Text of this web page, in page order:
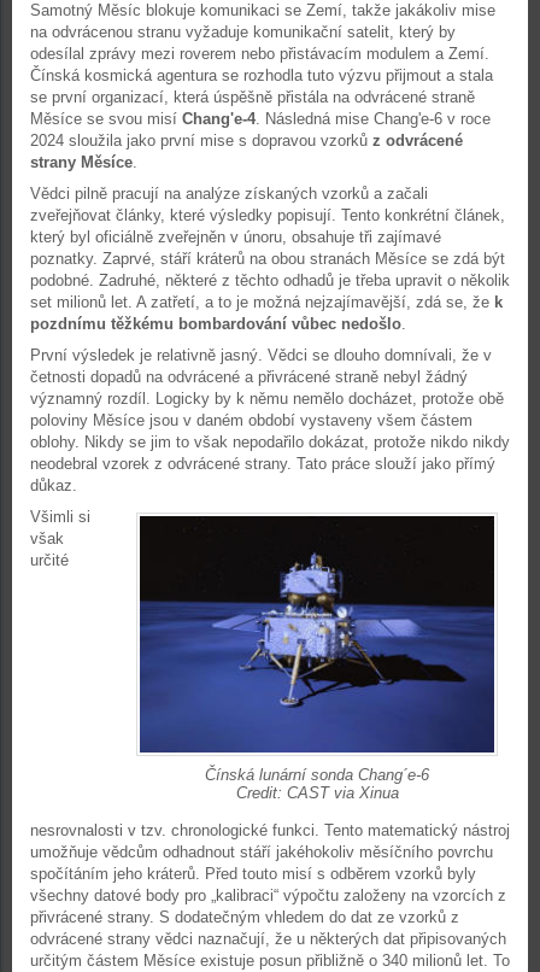
Samotný Měsíc blokuje komunikaci se Zemí, takže jakákoliv mise
na odvrácenou stranu vyžaduje komunikační satelit, který by
odesílal zprávy mezi roverem nebo přistávacím modulem a Zemí.
Čínská kosmická agentura se rozhodla tuto výzvu přijmout a stala
se první organizací, která úspěšně přistála na odvrácené straně
Měsíce se svou misí Chang'e-4. Následná mise Chang'e-6 v roce
2024 sloužila jako první mise s dopravou vzorků z odvrácené
strany Měsíce.
Vědci pilně pracují na analýze získaných vzorků a začali
zveřejňovat články, které výsledky popisují. Tento konkrétní článek,
který byl oficiálně zveřejněn v únoru, obsahuje tři zajímavé
poznatky. Zaprvé, stáří kráterů na obou stranách Měsíce se zdá být
podobné. Zadruhé, některé z těchto odhadů je třeba upravit o několik
set milionů let. A zatřetí, a to je možná nejzajímavější, zdá se, že k
pozdnímu těžkému bombardování vůbec nedošlo.
První výsledek je relativně jasný. Vědci se dlouho domnívali, že v
četnosti dopadů na odvrácené a přivrácené straně nebyl žádný
významný rozdíl. Logicky by k němu nemělo docházet, protože obě
poloviny Měsíce jsou v daném období vystaveny všem částem
oblohy. Nikdy se jim to však nepodařilo dokázat, protože nikdo nikdy
neodebral vzorek z odvrácené strany. Tato práce slouží jako přímý
důkaz.
Čínská lunární sonda Chang´e-6
Credit: CAST via Xinua
Všimli si
však
určité
nesrovnalosti v tzv. chronologické funkci. Tento matematický nástroj
umožňuje vědcům odhadnout stáří jakéhokoliv měsíčního povrchu
spočítáním jeho kráterů. Před touto misí s odběrem vzorků byly
všechny datové body pro „kalibraci“ výpočtu založeny na vzorcích z
přivrácené strany. S dodatečným vhledem do dat ze vzorků z
odvrácené strany vědci naznačují, že u některých dat připisovaných
určitým částem Měsíce existuje posun přibližně o 340 milionů let. To